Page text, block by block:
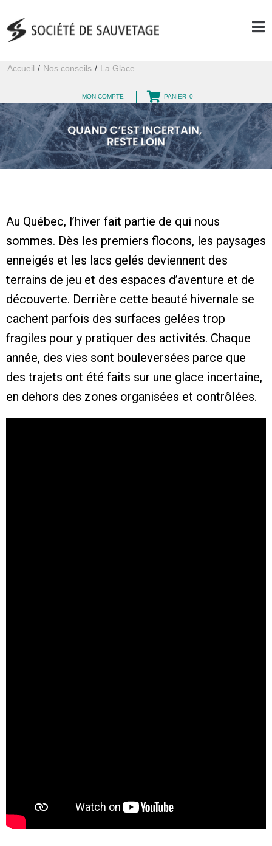
Accueil / Nos conseils / La Glace
MON COMPTE PANIER 0
Au Québec, l’hiver fait partie de qui nous
sommes. Dès les premiers flocons, les paysages
enneigés et les lacs gelés deviennent des
terrains de jeu et des espaces d’aventure et de
découverte. Derrière cette beauté hivernale se
cachent parfois des surfaces gelées trop
fragiles pour y pratiquer des activités. Chaque
année, des vies sont bouleversées parce que
des trajets ont été faits sur une glace incertaine,
en dehors des zones organisées et contrôlées.